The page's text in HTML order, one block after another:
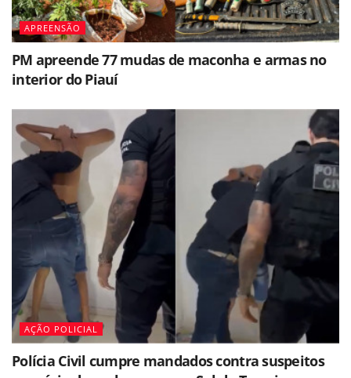
APREENSÃO
PM apreende 77 mudas de maconha e armas no
interior do Piauí
AÇÃO POLICIAL
Polícia Civil cumpre mandados contra suspeitos